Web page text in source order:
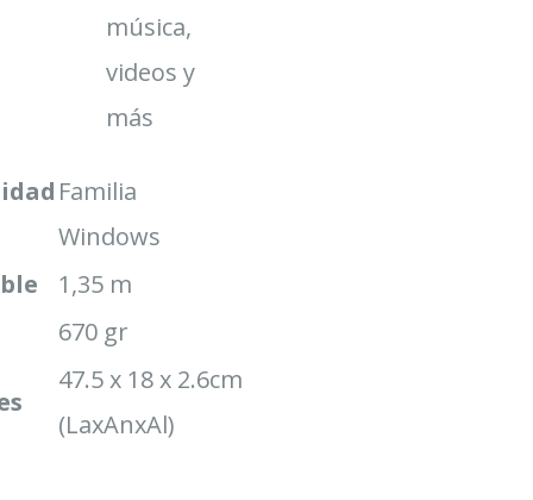
música,
videos y
más
Familia
Windows
1,35 m
670 gr
47.5 x 18 x 2.6cm
(LaxAnxAl)